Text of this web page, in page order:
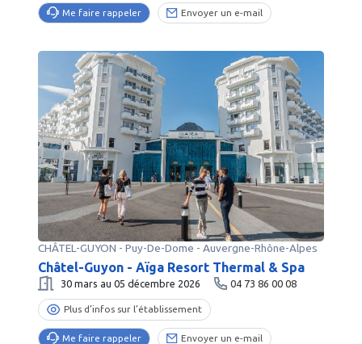
Me faire rappeler Envoyer un e-mail
CHÂTEL-GUYON - Puy-De-Dome - Auvergne-Rhône-Alpes
Châtel-Guyon - Aïga Resort Thermal & Spa
30 mars au 05 décembre 2026 04 73 86 00 08
Plus d’infos sur l’établissement
Me faire rappeler Envoyer un e-mail
24
24
l’établissement
Me faire
rappeler
Envoyer
un e-
mail
50
75
30
Plus d’infos sur
l’établissement
Me faire
rappeler
Envoyer
un e-
mail
rappeler
mail